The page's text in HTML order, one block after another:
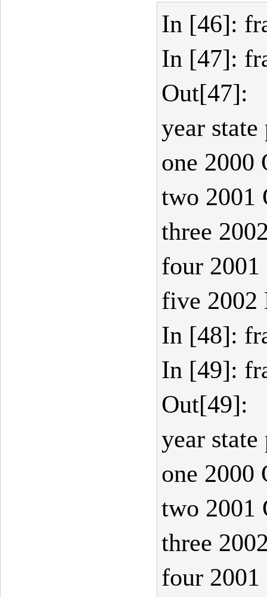
In [46]:
In [47]:
Out[47]:
year state
one 2000
two 2001
three
four 2001
five 2002
In [48]:
In [49]:
Out[49]:
year state
one 2000
two 2001
three
four 2001